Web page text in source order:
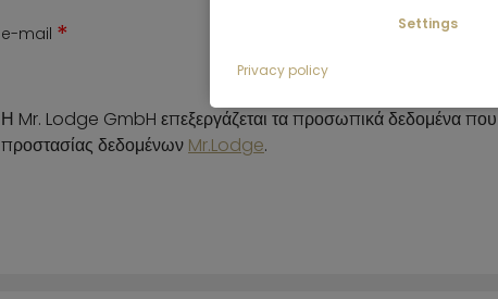
e-mail *
Η Mr. Lodge GmbH επεξεργάζεται τα προσωπικά δεδομένα
προστασίας δεδομένων Mr.Lodge.
Settings
Privacy policy